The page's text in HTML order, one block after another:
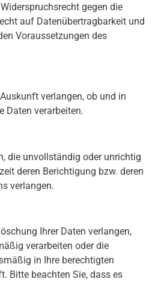
gegen die
auf Datenübertragbarkeit und
Voraussetzungen des
verlangen, ob und in
Daten verarbeiten.
die unvollständig oder unrichtig
deren Berichtigung bzw. deren
verlangen.
Ihrer Daten verlangen,
verarbeiten oder die
in Ihre berechtigten
Bitte beachten Sie, dass es